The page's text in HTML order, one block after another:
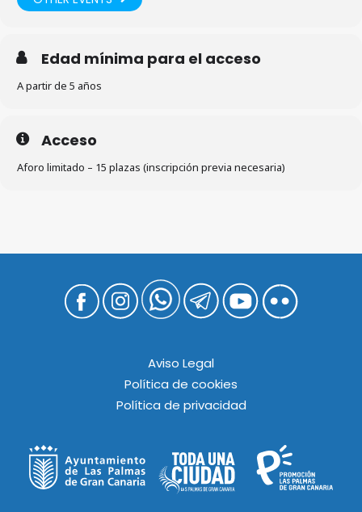
Edad mínima para el acceso
A partir de 5 años
Acceso
Aforo limitado – 15 plazas (inscripción previa necesaria)
Aviso Legal
Política de cookies
Política de privacidad